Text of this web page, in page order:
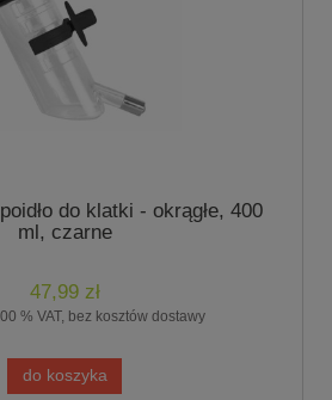
do klatki - okrągłe, 400
ml, czarne
47,99 zł
% VAT, bez kosztów dostawy
do koszyka